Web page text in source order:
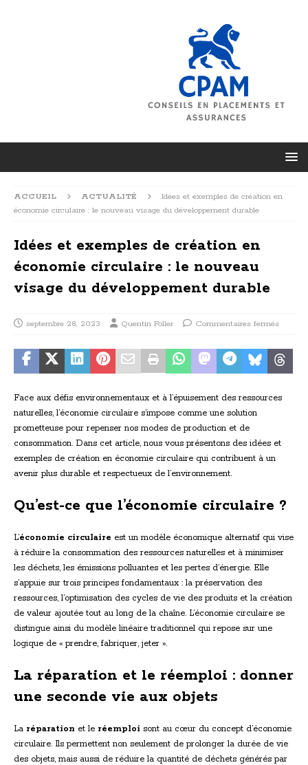
ACCUEIL ACTUALITÉ
Idées et exemples de création en
économie circulaire : le nouveau visage du développement durable
Idées et exemples de création en
économie circulaire : le nouveau
visage du développement durable
septembre 28, 2023 Quentin Foller Commentaires fermés
Face aux défis environnementaux et à l’épuisement des ressources
naturelles, l’économie circulaire s’impose comme une solution
prometteuse pour repenser nos modes de production et de
consommation. Dans cet article, nous vous présentons des idées et
exemples de création en économie circulaire qui contribuent à un
avenir plus durable et respectueux de l’environnement.
Qu’est-ce que l’économie circulaire ?
L’économie circulaire est un modèle économique alternatif qui vise
à réduire la consommation des ressources naturelles et à minimiser
les déchets, les émissions polluantes et les pertes d’énergie. Elle
s’appuie sur trois principes fondamentaux : la préservation des
ressources, l’optimisation des cycles de vie des produits et la création
de valeur ajoutée tout au long de la chaîne. L’économie circulaire se
distingue ainsi du modèle linéaire traditionnel qui repose sur une
logique de « prendre, fabriquer, jeter ».
La réparation et le réemploi : donner
une seconde vie aux objets
La réparation et le réemploi sont au cœur du concept d’économie
circulaire. Ils permettent non seulement de prolonger la durée de vie
des objets, mais aussi de réduire la quantité de déchets générés par